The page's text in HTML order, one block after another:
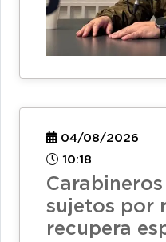
04/08/2026
10:18
sujetos por
recupera